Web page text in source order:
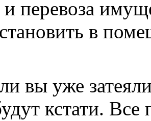
и перевоза
в
вы уже
кстати.